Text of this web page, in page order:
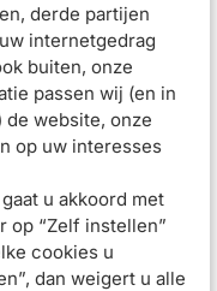
derde partijen
internetgedrag
buiten, onze
passen wij (en in
de website, onze
op uw interesses
u akkoord met
op “Zelf instellen”
cookies u
dan weigert u alle
altijd vinden
ontvangt u van
verzonden is,
Track & Trace
17.00. Hiermee kunt u
op de website van